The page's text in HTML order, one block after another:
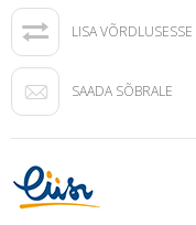
LISA VÕRDLUSESSE
SAADA SÕBRALE